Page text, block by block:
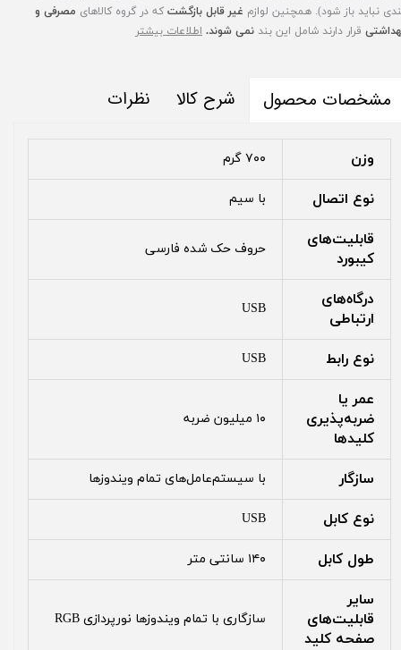
نباید باز شود). همچنین لوازم غیر قابل بازگشت که در گروه کالاهای مصرفی و
قرار دارند شامل این بند نمی شوند. اطلاعات بیشتر
مشخصات محصول شرح کالا نظرات
وزن ۷۰۰ گرم
نوع اتصال با سیم
قابلیت‌های
کیبورد
حروف حک شده فارسی
درگاه‌های
ارتباطی
USB
نوع رابط USB
عمر یا
ضربه‌پذیری
کلیدها
۱۰ میلیون ضربه
سازگار با سیستم‌عامل‌های تمام ویندوزها
نوع کابل‏‏ USB
طول کابل ۱۴۰ سانتی متر
سایر
قابلیت‌های
صفحه کلید
سازگاری با تمام ویندوزها نورپردازی RGB